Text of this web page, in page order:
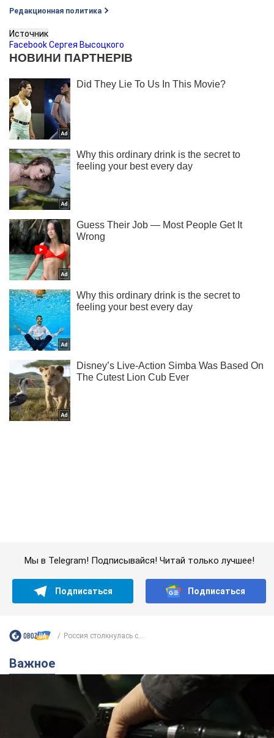
Редакционная политика
Источник
Facebook Сергея Высоцкого
АЗС "готовятся" существенно повышать цены:
украинцам рассказали, чего ожидать
Как на заправках уже переписали стоимость топлива